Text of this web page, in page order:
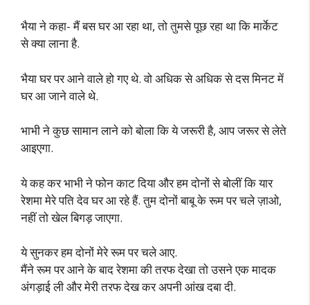
भैया ने कहा- मैं बस घर आ रहा था, तो तुमसे पूछ रहा था कि मार्केट
से क्या लाना है.
भैया घर पर आने वाले हो गए थे. वो अधिक से अधिक से दस मिनट में
घर आ जाने वाले थे.
भाभी ने कुछ सामान लाने को बोला कि ये जरूरी है, आप जरूर से लेते
आइएगा.
ये कह कर भाभी ने फोन काट दिया और हम दोनों से बोलीं कि यार
रेशमा मेरे पति देव घर आ रहे हैं. तुम दोनों बाबू के रूम पर चले ज़ाओ,
नहीं तो खेल बिगड़ जाएगा.
ये सुनकर हम दोनों मेरे रूम पर चले आए.
मैंने रूम पर आने के बाद रेशमा की तरफ देखा तो उसने एक मादक
अंगड़ाई ली और मेरी तरफ देख कर अपनी आंख दबा दी.